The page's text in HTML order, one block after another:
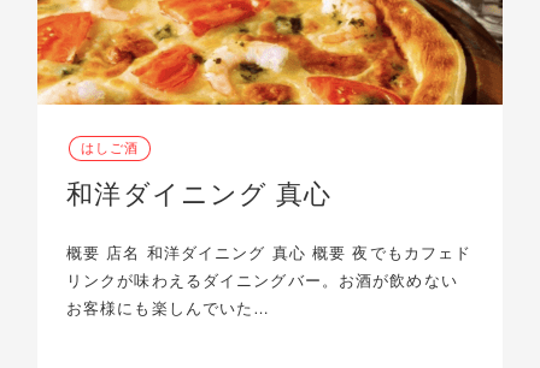
はしご酒
和洋ダイニング 真心
概要 店名 和洋ダイニング 真心 概要 夜でもカフェド
リンクが味わえるダイニングバー。お酒が飲めない
お客様にも楽しんでいた…